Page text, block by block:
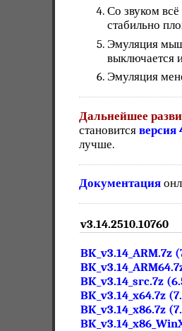
Со звуком всё
стабильно
Эмуляция
выключается
Эмуляция
Дальнейшее
становитсяверсия
лучше.
Документация
v3.14.2510.10760
BK_v3.14_ARM.7z
BK_v3.14_src.7z
BK_v3.14_x64.7z
BK_v3.14_x86.7z